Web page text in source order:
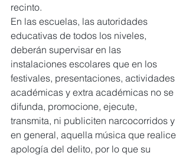
recinto.
En las escuelas, las autoridades
educativas de todos los niveles,
deberán supervisar en las
instalaciones escolares que en los
festivales, presentaciones, actividades
académicas y extra académicas no se
difunda, promocione, ejecute,
transmita, ni publiciten narcocorridos y
en general, aquella música que realice
apología del delito, por lo que su